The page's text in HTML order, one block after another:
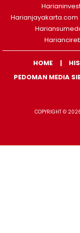
Harianjayakarta.com
HOME
PEDOMAN MEDIA
COPYRIGHT ©